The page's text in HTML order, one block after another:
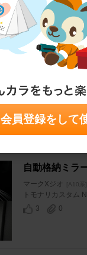
suzutanさん
1
ラゲッジラン
ラゲッジルー
マークXジオ [A10系]
RYMさん
自動格納ミラ
マークXジオ [A10系]
トモナリカスタム
3
0
会員登録をして